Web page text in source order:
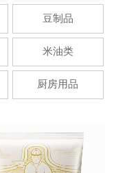
豆制品
米油类
厨房用品